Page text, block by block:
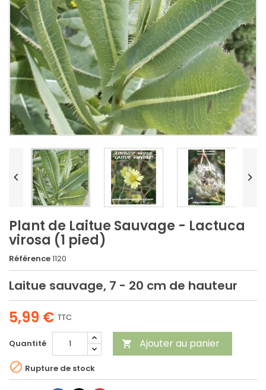
 
Plant de Laitue Sauvage - Lactuca
virosa (1 pied)
Référence1120
Laitue sauvage, 7 - 20 cm de hauteur
5,99 € TTC
Quantité  Ajouter au panier
 Rupture de stock